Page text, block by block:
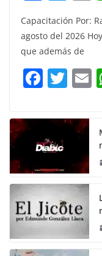
a
c
e
b
o
k
w
itt
er
Capacitación Por:
agosto del 2026
que además de
F
a
c
e
b
o
o
k
T
w
itt
er
E